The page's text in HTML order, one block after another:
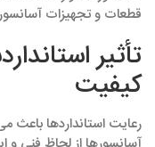
قطعات و تجهیزات آسانسور
تأثیر
کیفیت
رعایت استانداردها باعث